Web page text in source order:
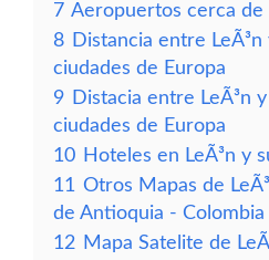
7 Aeropuertos cerca de
8 Distancia entre
ciudades de Europa
9 Distacia entre LeÃ³n
ciudades de Europa
10 Hoteles en LeÃ³n y
11 Otros Mapas de
de Antioquia - Colombia
12 Mapa Satelite de